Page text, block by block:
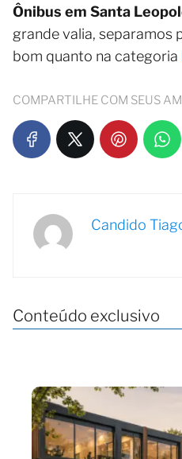
Ônibus em Santa
grande valia, separamos
bom quanto na categoria
COMPARTILHE COM SEUS
Candido
Conteúdo exclusivo